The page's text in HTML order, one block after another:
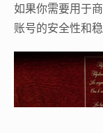
如果你需要用于
账号的安全性和